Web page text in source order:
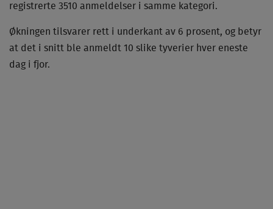
registrerte 3510 anmeldelser i samme kategori.
Økningen tilsvarer rett i underkant av 6 prosent, og betyr
at det i snitt ble anmeldt 10 slike tyverier hver eneste
dag i fjor.